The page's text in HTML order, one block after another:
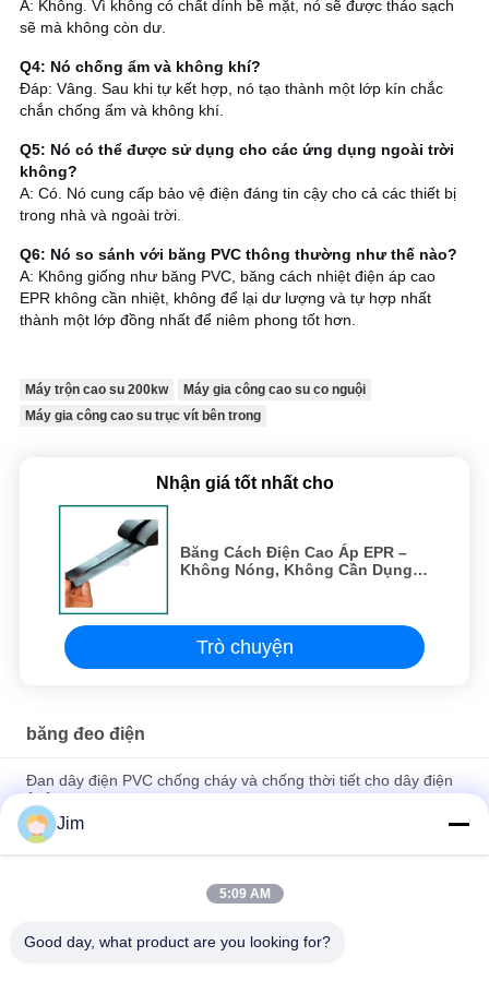
A: Không. Vì không có chất dính bề mặt, nó sẽ được tháo sạch
sẽ mà không còn dư.
Q4: Nó chống ẩm và không khí?
Đáp: Vâng. Sau khi tự kết hợp, nó tạo thành một lớp kín chắc
chắn chống ẩm và không khí.
Q5: Nó có thể được sử dụng cho các ứng dụng ngoài trời
không?
A: Có. Nó cung cấp bảo vệ điện đáng tin cậy cho cả các thiết bị
trong nhà và ngoài trời.
Q6: Nó so sánh với băng PVC thông thường như thế nào?
A: Không giống như băng PVC, băng cách nhiệt điện áp cao
EPR không cần nhiệt, không để lại dư lượng và tự hợp nhất
thành một lớp đồng nhất để niêm phong tốt hơn.
Máy trộn cao su 200kw
Máy gia công cao su co nguội
Máy gia công cao su trục vít bên trong
Nhận giá tốt nhất cho
Băng Cách Điện Cao Áp EPR –
Không Nóng, Không Cần Dụng
Trò chuyện
băng đeo điện
Đan dây điện PVC chống cháy và chống thời tiết cho dây điện
ô tô
Băng Cách Điện Cao Áp EPR – Không Nóng, Không Cần Dụng
Cụ, Tự Cầu Chì Cho Cáp 35kV
Băng keo PVC chống axit và kiềm, cách điện, vật liệu chống
Jim
5:09 AM
Good day, what product are you looking for?